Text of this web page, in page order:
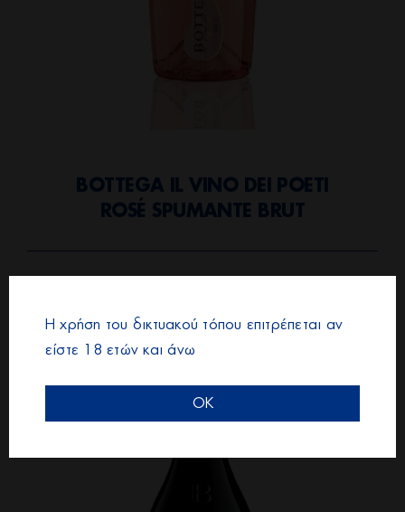
BOTTEGA IL VINO DEI POETI
ROSÉ SPUMANTE BRUT
Η χρήση του δικτυακού τόπου επιτρέπεται αν
είστε 18 ετών και άνω
OK